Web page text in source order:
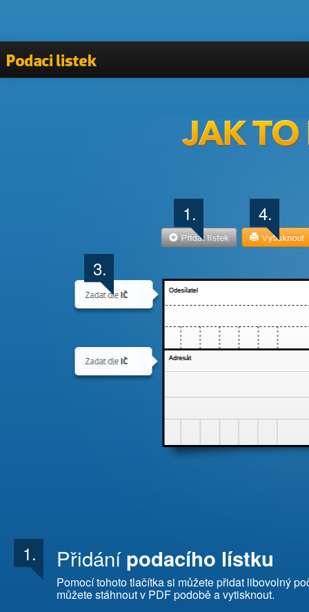
1.
3.
4.
1. Přidánípodacího lístku
Pomocí tohoto tlačítka si můžete přidat libovolný
můžete stáhnout v PDF podobě a vytisknout.